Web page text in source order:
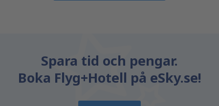
Spara tid och pengar.
Boka Flyg+Hotell på eSky.se!